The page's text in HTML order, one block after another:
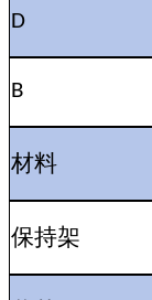
D
B
材料
保持架